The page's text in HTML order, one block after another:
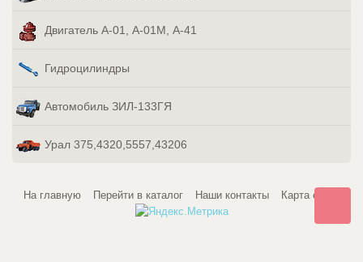
Двигатель А-01, А-01М, А-41
Гидроцилиндры
Автомобиль ЗИЛ-133ГЯ
Урал 375,4320,5557,43206
На главную Перейти в каталог Наши контакты Карта сайта